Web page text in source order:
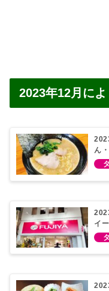
2023年12月に
ん
イ